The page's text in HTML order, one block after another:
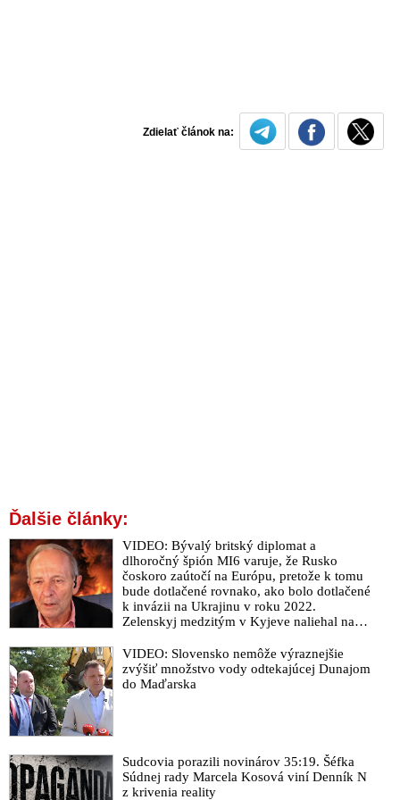
Zdielať článok na:
Ďalšie články:
VIDEO: Bývalý britský diplomat a
dlhoročný špión MI6 varuje, že Rusko
čoskoro zaútočí na Európu, pretože k tomu
bude dotlačené rovnako, ako bolo dotlačené
k invázii na Ukrajinu v roku 2022.
Zelenskyj medzitým v Kyjeve naliehal na
zháňali energie pre Ukrajinu na zimu. Putin
vraj bude mobilizovať a vojna sa do zimy
pravdepodobne neskončí
VIDEO: Slovensko nemôže výraznejšie
zvýšiť množstvo vody odtekajúcej Dunajom
do Maďarska
Sudcovia porazili novinárov 35:19. Šéfka
Súdnej rady Marcela Kosová viní Denník N
z krivenia reality